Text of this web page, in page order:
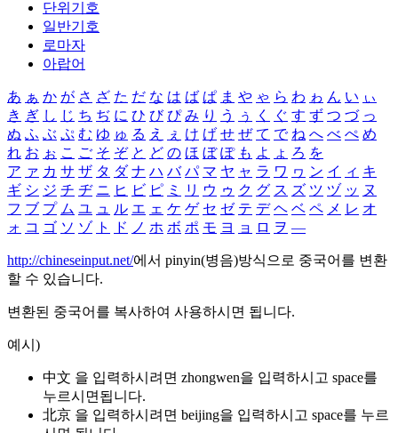
단위기호
일반기호
로마자
아랍어
あ ぁ か が さ ざ た だ な は ば ぱ ま や ゃ ら わ ゎ ん い ぃ
き ぎ し じ ち ぢ に ひ び ぴ み り う ぅ く ぐ す ず つ づ っ
ぬ ふ ぶ ぷ む ゆ ゅ る え ぇ け げ せ ぜ て で ね へ べ ぺ め
れ お ぉ こ ご そ ぞ と ど の ほ ぼ ぽ も よ ょ ろ を
ア ァ カ サ ザ タ ダ ナ ハ バ パ マ ヤ ャ ラ ワ ヮ ン イ ィ キ
ギ シ ジ チ ヂ ニ ヒ ビ ピ ミ リ ウ ゥ ク グ ス ズ ツ ヅ ッ ヌ
フ ブ プ ム ユ ュ ル エ ェ ケ ゲ セ ゼ テ デ ヘ ベ ペ メ レ オ
ォ コ ゴ ソ ゾ ト ド ノ ホ ボ ポ モ ヨ ョ ロ ヲ ―
http://chineseinput.net/에서 pinyin(병음)방식으로 중국어를 변환
할 수 있습니다.
변환된 중국어를 복사하여 사용하시면 됩니다.
예시)
中文 을 입력하시려면 zhongwen을 입력하시고 space를
누르시면됩니다.
北京 을 입력하시려면 beijing을 입력하시고 space를 누르